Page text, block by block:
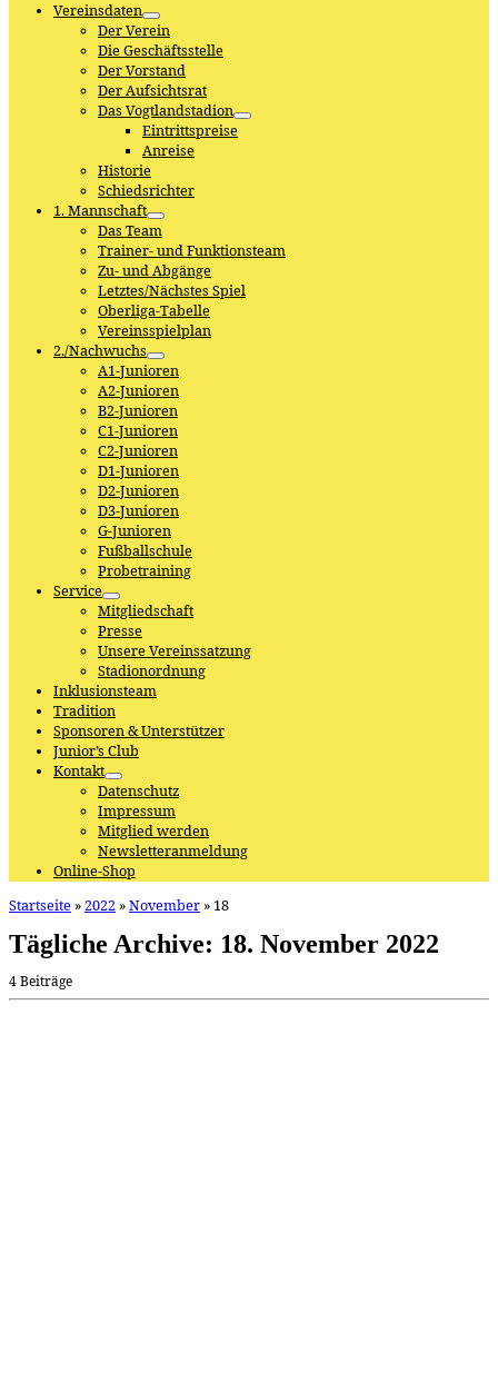
Vereinsdaten
Der Verein
Die Geschäftsstelle
Der Vorstand
Der Aufsichtsrat
Das Vogtlandstadion
Eintrittspreise
Anreise
Historie
Schiedsrichter
1. Mannschaft
Das Team
Trainer- und Funktionsteam
Zu- und Abgänge
Letztes/Nächstes Spiel
Oberliga-Tabelle
Vereinsspielplan
2./Nachwuchs
A1-Junioren
A2-Junioren
B2-Junioren
C1-Junioren
C2-Junioren
D1-Junioren
D2-Junioren
D3-Junioren
G-Junioren
Fußballschule
Probetraining
Service
Mitgliedschaft
Presse
Unsere Vereinssatzung
Stadionordnung
Inklusionsteam
Tradition
Sponsoren & Unterstützer
Junior’s Club
Kontakt
Datenschutz
Impressum
Mitglied werden
Newsletteranmeldung
Online-Shop
Startseite »2022 »November » 18
Tägliche Archive: 18. November 2022
4 Beiträge